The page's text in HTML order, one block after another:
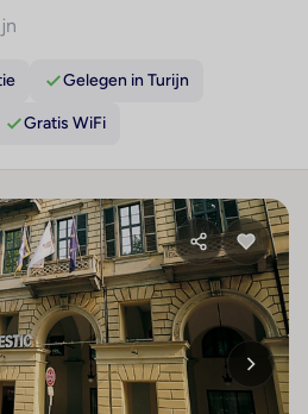
Gelegen in Turijn
Gratis WiFi